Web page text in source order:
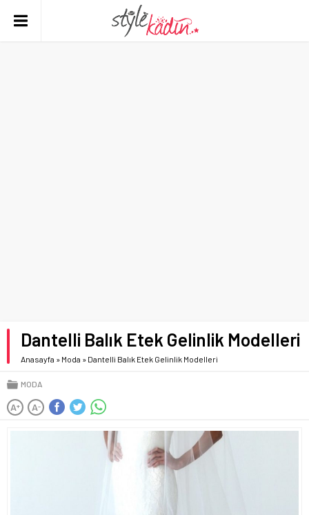
Dantelli Balık Etek Gelinlik Modelleri
Anasayfa » Moda » Dantelli Balık Etek Gelinlik Modelleri
MODA
A+ A-